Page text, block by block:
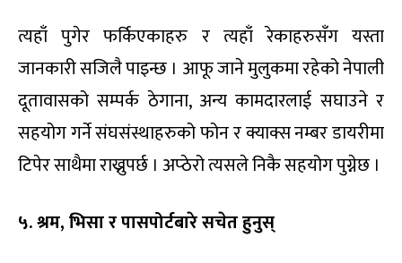
त्यहाँ पुगेर फर्किएकाहरु र त्यहाँ रेकाहरुसँग यस्ता
जानकारी सजिलै पाइन्छ । आफू जाने मुलुकमा रहेको नेपाली
दूतावासको सम्पर्क ठेगाना, अन्य कामदारलाई सघाउने र
सहयोग गर्ने संघसंस्थाहरुको फोन र क्याक्स नम्बर डायरीमा
टिपेर साथैमा राख्नुपर्छ । अप्ठेरो त्यसले निकै सहयोग पुग्नेछ ।
५. श्रम, भिसा र पासपोर्टबारे सचेत हुनुस्